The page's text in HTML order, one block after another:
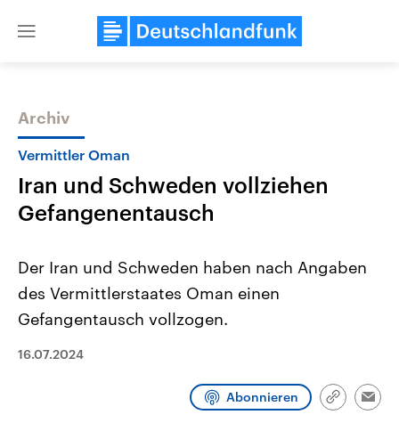
Close
Themen
Landtagswahl Sachsen-Anhalt
2026
Sachsen-Anhalt wählt am 6.
Bundesland von einer Koalition aus
den mächtigsten Ländern
mit großem Einfluss auf
aktuelle Weltgeschehen.
Archiv
Vermittler Oman
Iran und Schweden vollziehen
Gefangenentausch
Der Iran und Schweden haben nach Angaben
des Vermittlerstaates Oman einen
Gefangentausch vollzogen.
16.07.2024
Abonnieren
Link